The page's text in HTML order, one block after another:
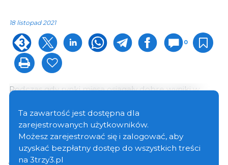
18 listopad 2021
0
Podczas gdy rynki mięsa osiągały dobre wyniki w
ostatnich miesiącach, głównie z powodu ograniczenia
zysków wynikającego z rosnących kosztów pasz
(zbóż, nasion oleistych i makuchów) oraz wyższych
cen nakładów. Dla sektora wieprzowiny sytuacja jest
jeszcze poważniejsza, biorąc pod uwagę obecną
Ta zawartość jest dostępna dla
zarejestrowanych użytkowników.
Możesz zarejestrować się i zalogować, aby
uzyskać bezpłatny dostęp do wszystkich treści
na 3trzy3.pl